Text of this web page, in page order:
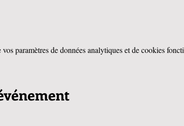
paramètres de données analytiques et de cookies